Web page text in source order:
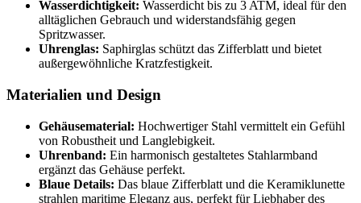
Wasserdichtigkeit: Wasserdicht bis zu 3 ATM, ideal für den
alltäglichen Gebrauch und widerstandsfähig gegen
Spritzwasser.
Uhrenglas: Saphirglas schützt das Zifferblatt und bietet
außergewöhnliche Kratzfestigkeit.
Materialien und Design
Gehäusematerial: Hochwertiger Stahl vermittelt ein Gefühl
von Robustheit und Langlebigkeit.
Uhrenband: Ein harmonisch gestaltetes Stahlarmband
ergänzt das Gehäuse perfekt.
Blaue Details: Das blaue Zifferblatt und die Keramiklunette
strahlen maritime Eleganz aus, perfekt für Liebhaber des